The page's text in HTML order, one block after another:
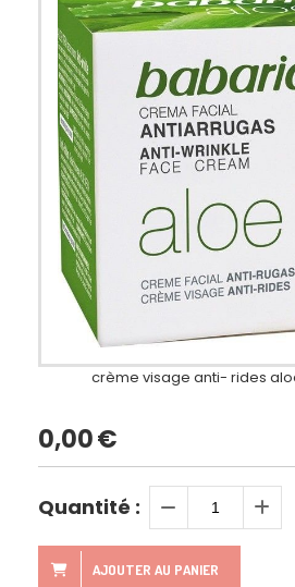
crème visage anti- rides
0,00€
Quantité :
AJOUTER AU PANIER